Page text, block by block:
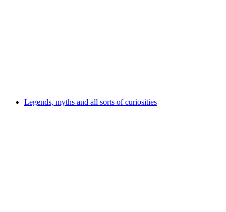
Legends, myths and all sorts of curiosities